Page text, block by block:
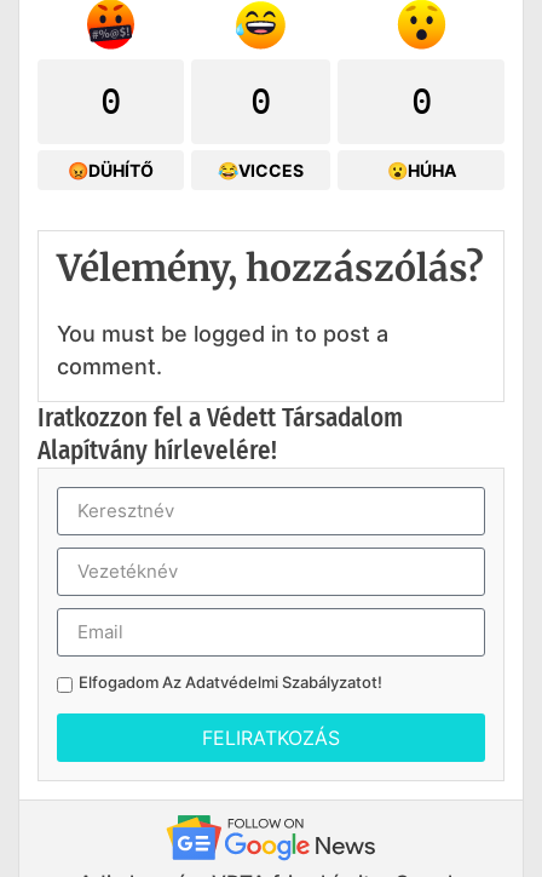
0
😡DÜHÍTŐ
0
😂VICCES
0
😮HÚHA
Vélemény, hozzászólás?
You must be logged in to post a
comment.
Iratkozzon fel a Védett Társadalom
Alapítvány hírlevelére!
Elfogadom AzAdatvédelmi Szabályzatot!
FELIRATKOZÁS